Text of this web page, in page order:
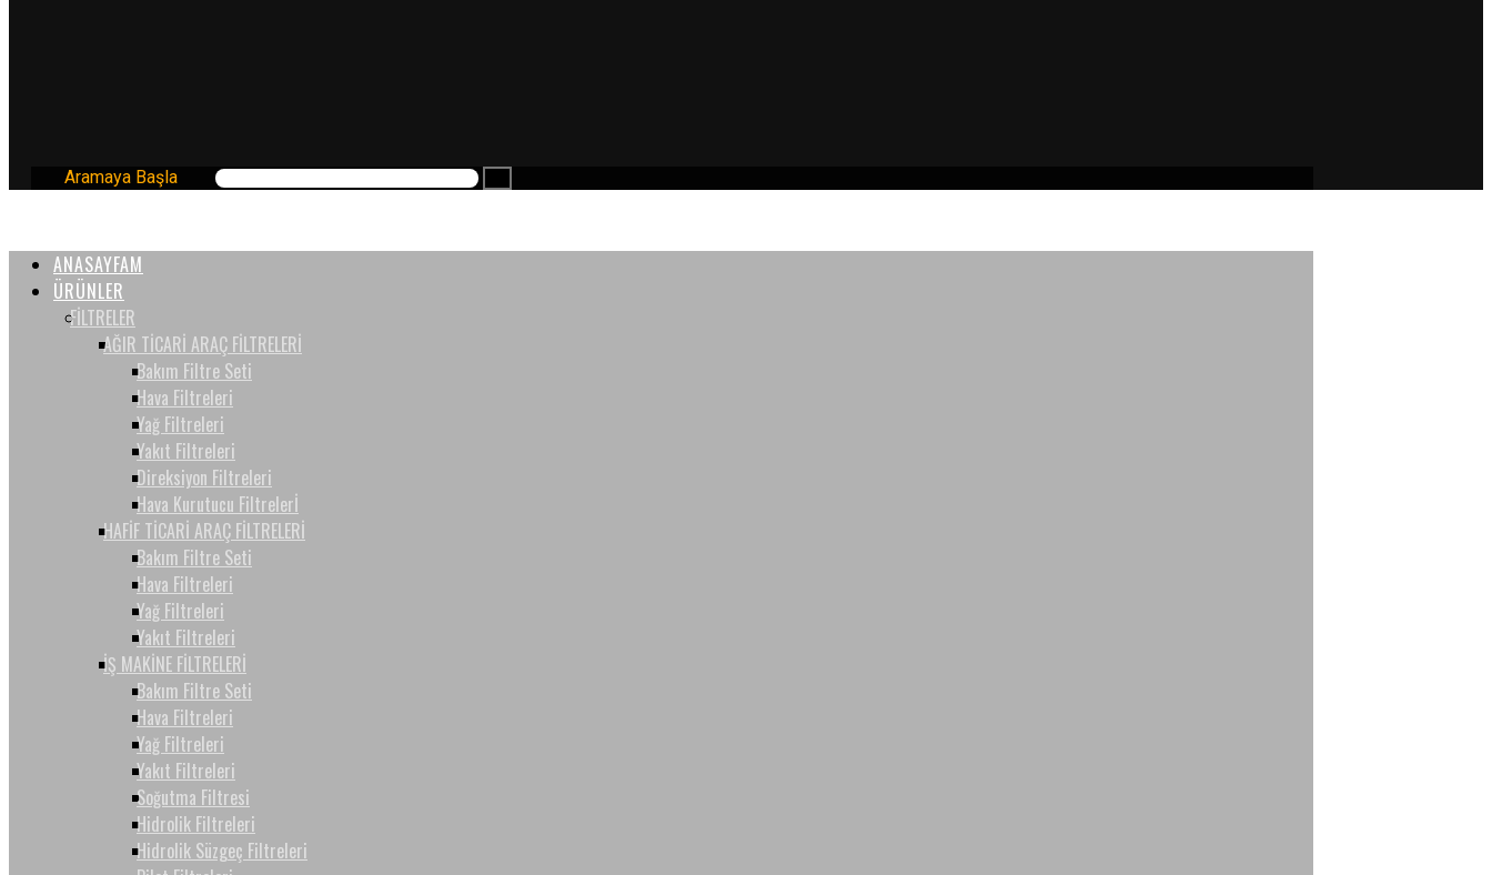
Aramaya Başla
ANASAYFAM
ÜRÜNLER
FİLTRELER
AĞIR TİCARİ ARAÇ FİLTRELERİ
Bakım Filtre Seti
Hava Filtreleri
Yağ Filtreleri
Yakıt Filtreleri
Direksiyon Filtreleri
Hava Kurutucu Filtrelerİ
HAFİF TİCARİ ARAÇ FİLTRELERİ
Bakım Filtre Seti
Hava Filtreleri
Yağ Filtreleri
Yakıt Filtreleri
İŞ MAKİNE FİLTRELERİ
Bakım Filtre Seti
Hava Filtreleri
Yağ Filtreleri
Yakıt Filtreleri
Soğutma Filtresi
Hidrolik Filtreleri
Hidrolik Süzgeç Filtreleri